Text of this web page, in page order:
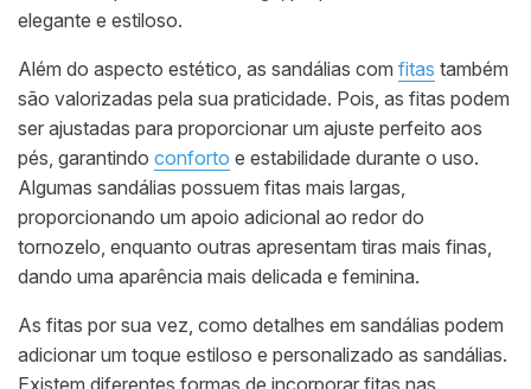
elegante e estiloso.
Além do aspecto estético, as sandálias com fitas também
são valorizadas pela sua praticidade. Pois, as fitas podem
ser ajustadas para proporcionar um ajuste perfeito aos
pés, garantindo conforto e estabilidade durante o uso.
Algumas sandálias possuem fitas mais largas,
proporcionando um apoio adicional ao redor do
tornozelo, enquanto outras apresentam tiras mais finas,
dando uma aparência mais delicada e feminina.
As fitas por sua vez, como detalhes em sandálias podem
adicionar um toque estiloso e personalizado as sandálias.